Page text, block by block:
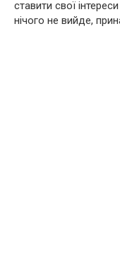
ставити свої
нічого не вийде,